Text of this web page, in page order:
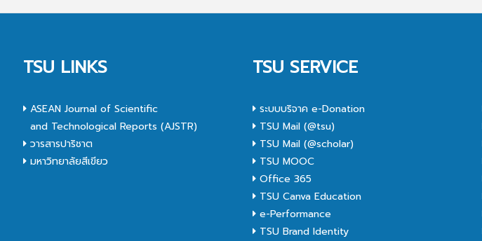
TSU LINKS
ASEAN Journal of Scientific
and Technological Reports (AJSTR)
วารสารปาริชาต
มหาวิทยาลัยสีเขียว
TSU SERVICE
ระบบบริจาค e-Donation
TSU Mail (@tsu)
TSU Mail (@scholar)
TSU MOOC
Office 365
TSU Canva Education
e-Performance
TSU Brand Identity